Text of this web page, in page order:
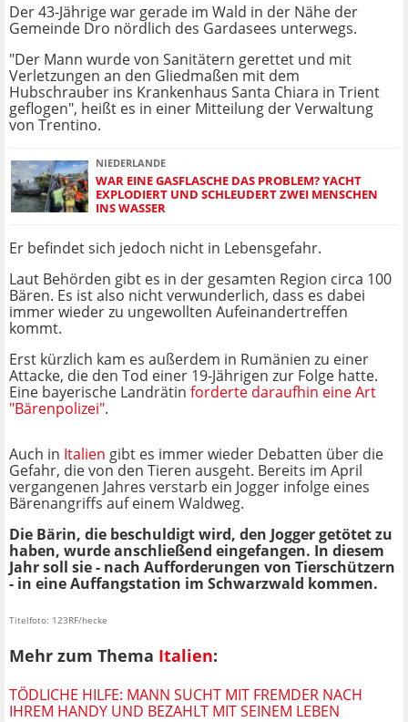
Der 43-Jährige war gerade im Wald in der Nähe der
Gemeinde Dro nördlich des Gardasees unterwegs.
"Der Mann wurde von Sanitätern gerettet und mit
Verletzungen an den Gliedmaßen mit dem
Hubschrauber ins Krankenhaus Santa Chiara in Trient
geflogen", heißt es in einer Mitteilung der Verwaltung
von Trentino.
NIEDERLANDE
WAR EINE GASFLASCHE DAS PROBLEM? YACHT
EXPLODIERT UND SCHLEUDERT ZWEI MENSCHEN
INS WASSER
Er befindet sich jedoch nicht in Lebensgefahr.
Laut Behörden gibt es in der gesamten Region circa 100
Bären. Es ist also nicht verwunderlich, dass es dabei
immer wieder zu ungewollten Aufeinandertreffen
kommt.
Erst kürzlich kam es außerdem in Rumänien zu einer
Attacke, die den Tod einer 19-Jährigen zur Folge hatte.
Eine bayerische Landrätin forderte daraufhin eine Art
"Bärenpolizei".
Auch in Italien gibt es immer wieder Debatten über die
Gefahr, die von den Tieren ausgeht. Bereits im April
vergangenen Jahres verstarb ein Jogger infolge eines
Bärenangriffs auf einem Waldweg.
Die Bärin, die beschuldigt wird, den Jogger getötet zu
haben, wurde anschließend eingefangen. In diesem
Jahr soll sie - nach Aufforderungen von Tierschützern
- in eine Auffangstation im Schwarzwald kommen.
Titelfoto: 123RF/hecke
Mehr zum Thema Italien:
TÖDLICHE HILFE: MANN SUCHT MIT FREMDER NACH
IHREM HANDY UND BEZAHLT MIT SEINEM LEBEN